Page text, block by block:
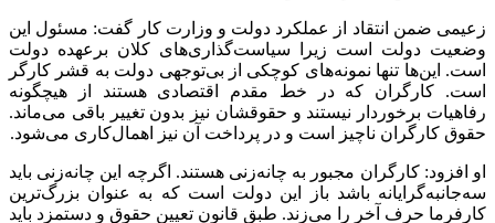
زعیمی ضمن انتقاد از عملکرد دولت و وزارت کار گفت: مسئول این
وضعیت دولت است زیرا سیاست‌گذاری‌های کلان برعهده دولت
است. این‌ها تنها نمونه‌های کوچکی از بی‌توجهی دولت به قشر کارگر
است. کارگران که در خط مقدم اقتصادی هستند از هیچگونه
رفاهیات برخوردار نیستند و حقوقشان نیز بدون تغییر باقی می‌ماند.
حقوق کارگران ناچیز است و در پرداخت آن نیز اهمال‌کاری می‌شود.
او افزود: کارگران مجبور به چانه‌زنی هستند. اگرچه این چانه‌زنی باید
سه‌جانبه‌گرایانه باشد باز این دولت است که به عنوان بزرگ‌ترین
کارفرما حرف آخر را می‌زند. طبق قانون تعیین حقوق و دستمزد باید